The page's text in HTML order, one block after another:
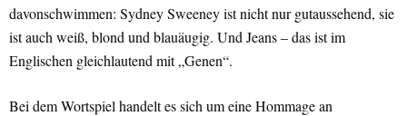
davonschwimmen: Sydney Sweeney ist nicht nur gutaussehend, sie
ist auch weiß, blond und blauäugig. Und Jeans – das ist im
Englischen gleichlautend mit „Genen“.
Bei dem Wortspiel handelt es sich um eine Hommage an